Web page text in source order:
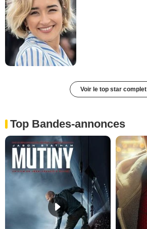
Voir le top star complet
Top Bandes-annonces